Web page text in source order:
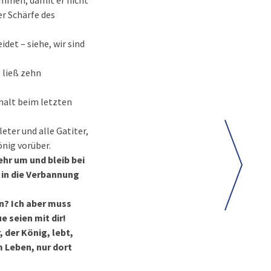
Schärfe des
– siehe, wir sind
ließ zehn
halt beim letzten
und alle Gatiter,
vorüber.
um und bleib bei
die Verbannung
Ich aber muss
seien mit dir!
der König, lebt,
Leben, nur dort